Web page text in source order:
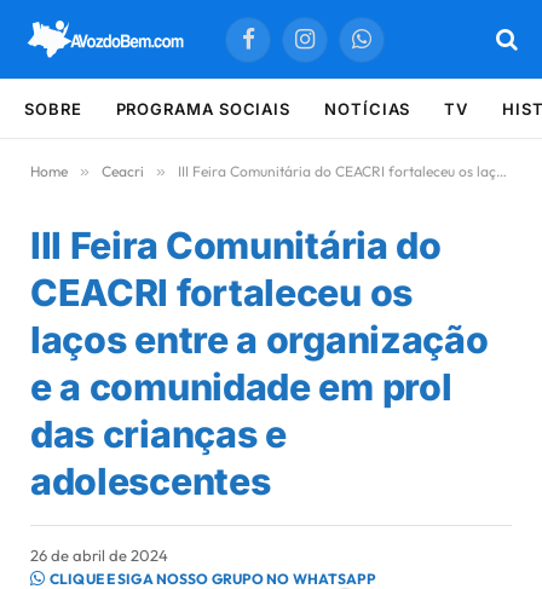
FacebookInstagramWhatsApp
SOBRE PROGRAMA SOCIAIS NOTÍCIAS TV
Home » Ceacri » III Feira Comunitária do CEACRI fortaleceu os laços entre a organização e a comunidade em prol das crianças e adolescentes
III Feira Comunitária do
CEACRI fortaleceu os
laços entre a organização
e a comunidade em prol
das crianças e
adolescentes
26 de abril de 2024
CLIQUE E SIGA NOSSO GRUPO NO WHATSAPP